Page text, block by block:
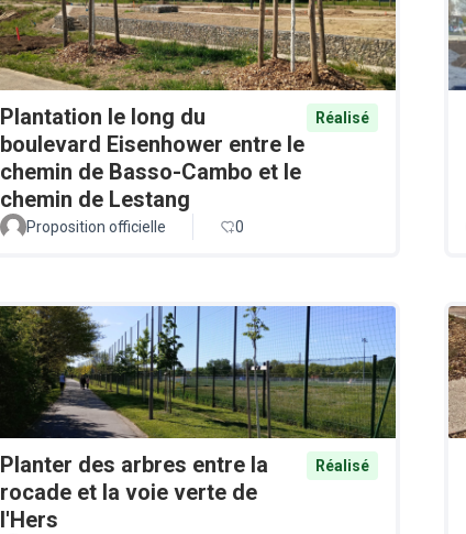
Plantation le long du
boulevard Eisenhower entre le
chemin de Basso-Cambo et le
chemin de Lestang
Réalisé
Proposition officielle 0
Planter des arbres entre la
rocade et la voie verte de
l'Hers
Réalisé